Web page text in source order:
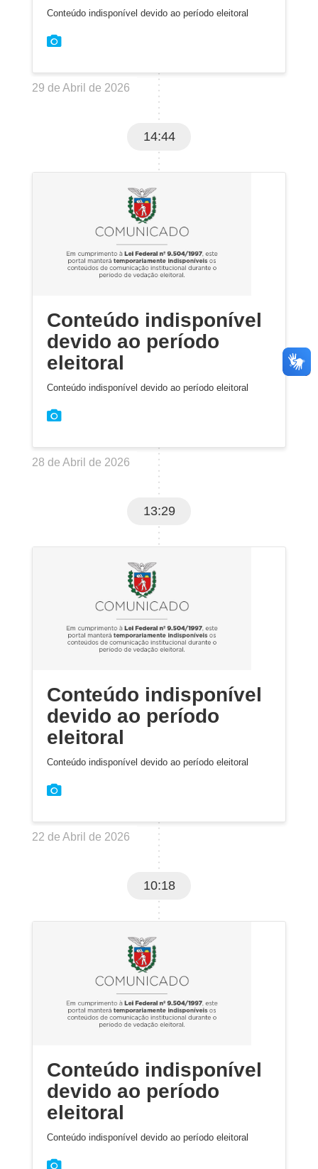
Conteúdo indisponível devido ao período eleitoral
29 de Abril de 2026
14:44
Conteúdo indisponível
devido ao período
eleitoral
Conteúdo indisponível devido ao período eleitoral
28 de Abril de 2026
13:29
Conteúdo indisponível
devido ao período
eleitoral
Conteúdo indisponível devido ao período eleitoral
22 de Abril de 2026
10:18
Conteúdo indisponível
devido ao período
eleitoral
Conteúdo indisponível devido ao período eleitoral